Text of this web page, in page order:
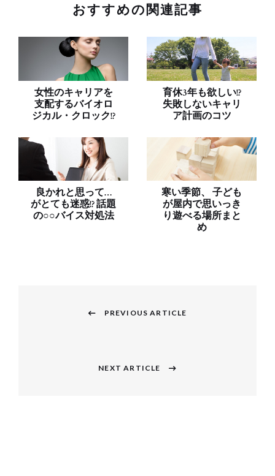
おすすめの関連記事
女性のキャリアを
支配するバイオロ
ジカル・クロック!?
育休3年も欲しい!?
失敗しないキャリ
ア計画のコツ
良かれと思って…
がとても迷惑!? 話題
の○○バイス対処法
寒い季節、 子ども
が屋内で思いっき
り遊べる場所まと
め
PREVIOUS ARTICLE
NEXT ARTICLE